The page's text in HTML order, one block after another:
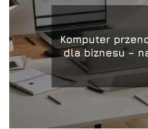
Komputer
dla biznesu –
warto zwrócić